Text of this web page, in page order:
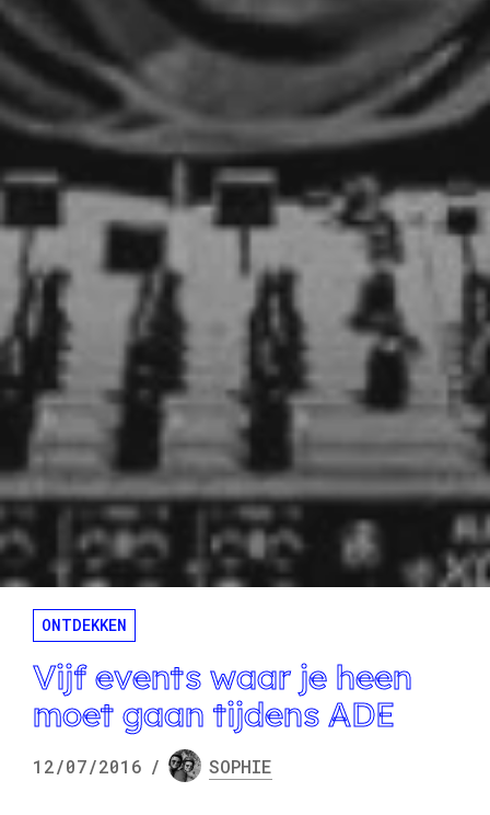
ONTDEKKEN
Vijf events waar je heen
moet gaan tijdens ADE
12/07/2016 / SOPHIE